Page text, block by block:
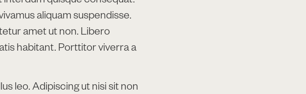
aliquam suspendisse.
amet ut non. Libero
habitant. Porttitor viverra a
leo. Adipiscing ut nisi sit non